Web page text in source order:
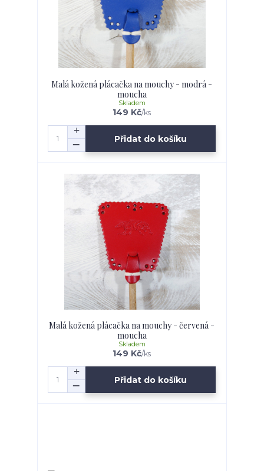
Malá kožená plácačka na mouchy - modrá -
moucha
149 Kč/ks
Skladem
Přidat do košíku
Malá kožená plácačka na mouchy - červená -
moucha
149 Kč/ks
Skladem
Přidat do košíku